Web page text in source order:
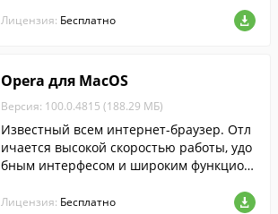
ус и многое другое...
Лицензия: Бесплатно
Opera для MacOS
Версия: 100.0.4815 (188.29 МБ)
Известный всем интернет-браузер. Отл
ичается высокой скоростью работы, удо
бным интерфесом и широким функцион
Лицензия: Бесплатно